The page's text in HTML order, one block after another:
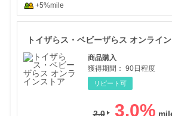
+5%mile
トイザらス・ベビーザらス オンライ
商品購入
獲得期間： 90日程度
リピート可
2.0 3.0%